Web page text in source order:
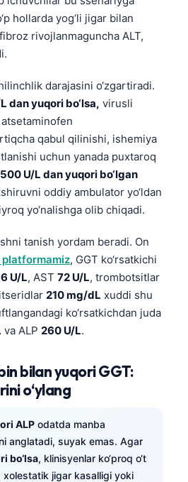
hollarda yog‘li jigar bilan
rivojlanmaguncha ALT,
darajasini o‘zgartiradi.
dan yuqori bo‘lsa, virusli
qabul qilinishi, ishemiya
uchun yanada puxtaroq
500 U/L dan yuqori bo‘lgan
oddiy ambulator yo‘ldan
yo‘nalishga olib chiqadi.
tanish yordam beradi. On
, GGT ko‘rsatkichi
U/L, AST 72 U/L, trombotsitlar
210 mg/dL xuddi shu
ko‘rsatkichdan juda
va ALP 260 U/L.
bilan yuqori GGT:
o‘ylang
ALP odatda manba
anglatadi, suyak emas. Agar
bo‘lsa, klinisyenlar ko‘proq o‘t
xolestatik jigar kasalligi yoki